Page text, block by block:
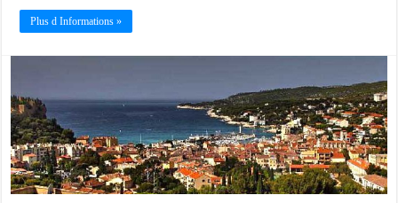
Plus d Informations »